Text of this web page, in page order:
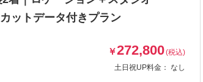
ットデータ付きプラン
￥272,800(税込)
土日祝UP料金： なし